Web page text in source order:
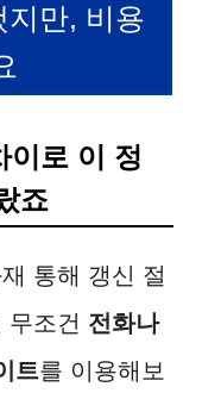
지만, 비용
이로 이 정
죠
통해 갱신 절
무조건 전화나
트를 이용해보